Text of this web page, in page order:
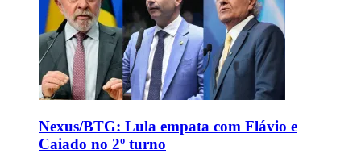
Nexus/BTG: Lula empata com Flávio e
Caiado no 2º turno